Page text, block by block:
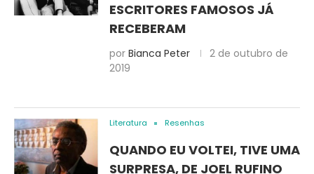
ESCRITORES FAMOSOS JÁ
RECEBERAM
por Bianca Peter
2 de outubro de
2019
Literatura Resenhas
QUANDO EU VOLTEI, TIVE UMA
SURPRESA, DE JOEL RUFINO